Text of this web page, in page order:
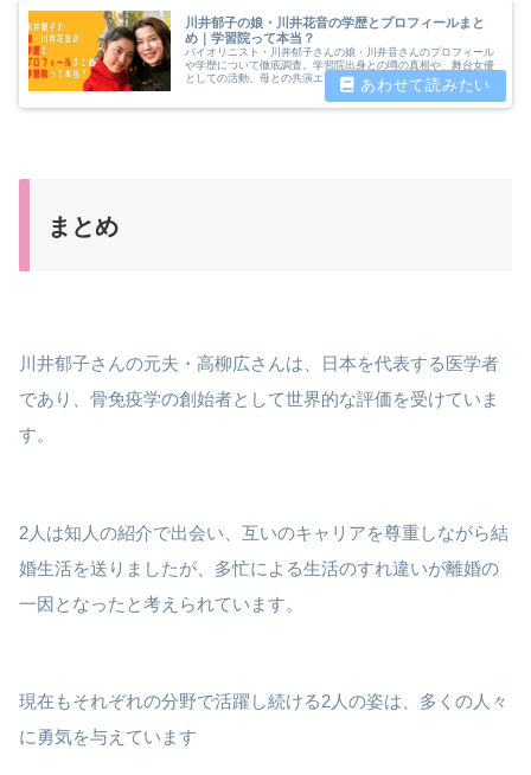
川井郁子の娘・川井花音の学歴とプロフィールまと
め｜学習院って本当？
バイオリニスト・川井郁子さんの娘・川井音さんのプロフィール
や学歴について徹底調査。学習院出身との噂の真相や、舞台女優
としての活動、母との共演エピソードもご紹介します。
まとめ
川井郁子さんの元夫・高柳広さんは、日本を代表する医学者
であり、骨免疫学の創始者として世界的な評価を受けていま
す。
2人は知人の紹介で出会い、互いのキャリアを尊重しながら結
婚生活を送りましたが、多忙による生活のすれ違いが離婚の
一因となったと考えられています。
現在もそれぞれの分野で活躍し続ける2人の姿は、多くの人々
に勇気を与えています